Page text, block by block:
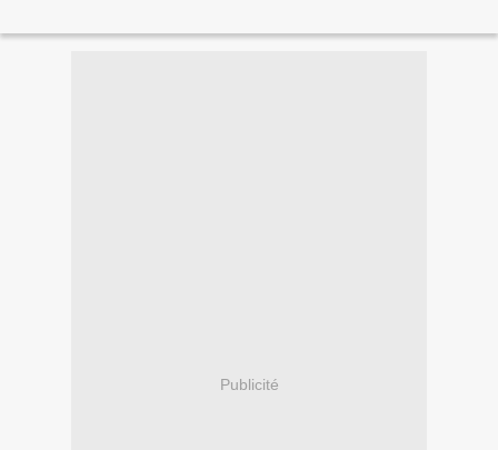
Publicité